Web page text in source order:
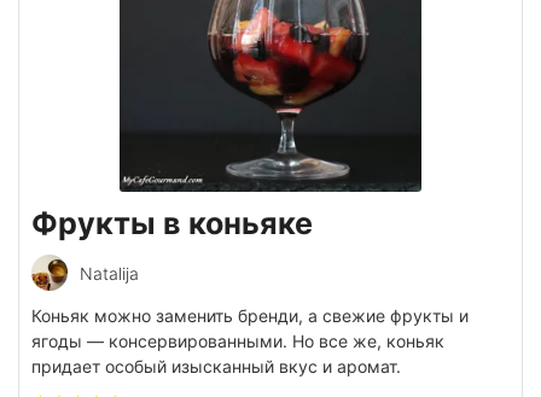
Фрукты в коньяке
Natalija
Коньяк можно заменить бренди, а свежие фрукты и
ягоды — консервированными. Но все же, коньяк
придает особый изысканный вкус и аромат.